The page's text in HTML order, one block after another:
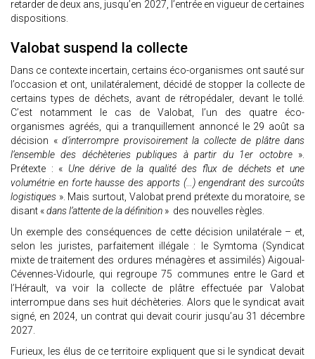
retarder de deux ans, jusqu’en 2027, l’entrée en vigueur de certaines
dispositions.
Valobat suspend la collecte
Dans ce contexte incertain, certains éco-organismes ont sauté sur
l’occasion et ont, unilatéralement, décidé de stopper la collecte de
certains types de déchets, avant de rétropédaler, devant le tollé.
C’est notamment le cas de Valobat, l’un des quatre éco-
organismes agréés, qui a tranquillement annoncé le 29 août sa
décision « d’interrompre provisoirement la collecte de plâtre dans
l’ensemble des déchèteries publiques à partir du 1er octobre».
Prétexte : « Une dérive de la qualité des flux de déchets et une
volumétrie en forte hausse des apports (…) engendrant des surcoûts
logistiques ». Mais surtout, Valobat prend prétexte du moratoire, se
disant «dans l’attente de la définition » des nouvelles règles.
Un exemple des conséquences de cette décision unilatérale – et,
selon les juristes, parfaitement illégale : le Symtoma (Syndicat
mixte de traitement des ordures ménagères et assimilés) Aigoual-
Cévennes-Vidourle, qui regroupe 75 communes entre le Gard et
l’Hérault, va voir la collecte de plâtre effectuée par Valobat
interrompue dans ses huit déchèteries. Alors que le syndicat avait
signé, en 2024, un contrat qui devait courir jusqu’au 31 décembre
2027.
Furieux, les élus de ce territoire expliquent que si le syndicat devait